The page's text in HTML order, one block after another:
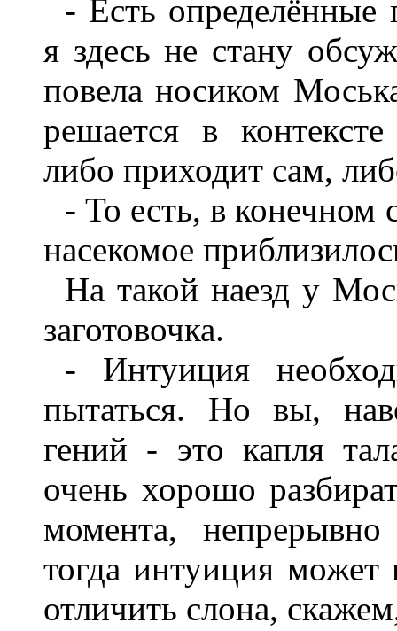
- Есть определённые
я здесь не стану
повела носиком
решается в
либо приходит сам,
- То есть, в конечном
насекомое
На такой наезд у
заготовочка.
- Интуиция
пытаться. Но вы,
гений - это капля
очень хорошо
момента,
тогда интуиция
отличить слона,